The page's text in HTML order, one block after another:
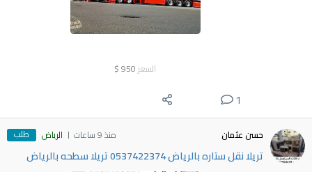
السعر 950
$
1
حسن عثمان منذ 9 ساعات الرياض طلب
تريلا نقل ستاره بالرياض 0537422374 تريلا سطحه بالرياض